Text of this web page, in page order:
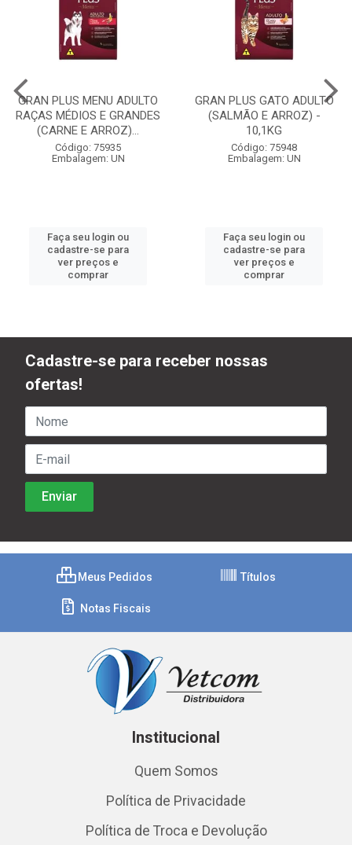
GRAN PLUS MENU ADULTO
RAÇAS MÉDIOS E GRANDES
(CARNE E ARROZ)...
Código: 75935
Embalagem: UN
Faça seu login ou
cadastre-se para
ver preços e
comprar
GRAN PLUS GATO ADULTO
(SALMÃO E ARROZ) -
10,1KG
Código: 75948
Embalagem: UN
Faça seu login ou
cadastre-se para
ver preços e
comprar
Cadastre-se para receber nossas
ofertas!
Meus Pedidos Títulos
Notas Fiscais
Institucional
Quem Somos
Política de Privacidade
Política de Troca e Devolução